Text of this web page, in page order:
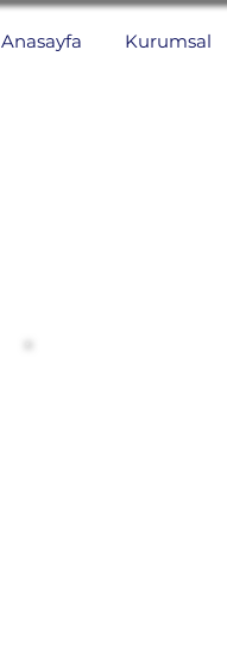
Anasayfa Kurumsal